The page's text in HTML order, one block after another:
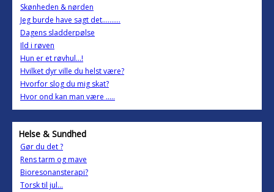
Skønheden & nørden
Jeg burde have sagt det..........
Dagens sladderpølse
Ild i røven
Hun er et røvhul...!
Hvilket dyr ville du helst være?
Hvorfor slog du mig skat?
Hvor ond kan man være .....
Helse & Sundhed
Gør du det ?
Rens tarm og mave
Bioresonansterapi?
Torsk til jul...